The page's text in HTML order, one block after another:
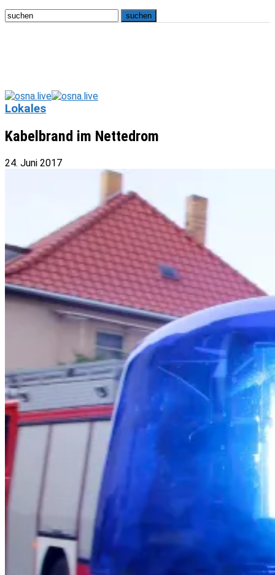
Lokales
Kabelbrand im Nettedrom
24. Juni 2017